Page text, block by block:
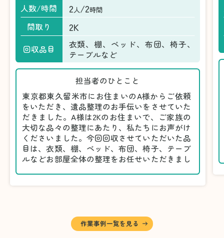
人数/時間
2人/2時間
間取り 2K
回収品目
衣類、棚、ベッド、布団、椅子、
テーブルなど
担当者のひとこと
東京都東久留米市にお住まいのA様からご依頼
をいただき、遺品整理のお手伝いをさせていた
だきました。A様は2Kのお住まいで、ご家族の
大切な品々の整理にあたり、私たちにお声がけ
くださいました。今回回収させていただいた品
目は、衣類、棚、ベッド、布団、椅子、テーブ
ルなどお部屋全体の整理をお任せいただきまし
に仕分けしました。
A様から「手際よく進めてくれて助かりまし
作業事例一覧を見る